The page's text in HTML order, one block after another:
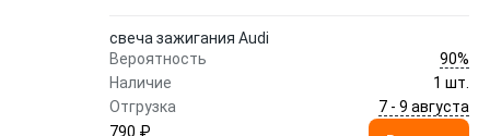
свеча зажигания Audi
Вероятность
90%
Наличие
1 шт.
Отгрузка
7 - 9 августа
790 ₽